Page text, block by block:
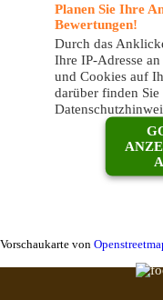
Planen Sie Ihre
Bewertungen!
Durch das
Ihre IP-Adresse
und Cookies auf
darüber finden Sie
Vorschaukarte von